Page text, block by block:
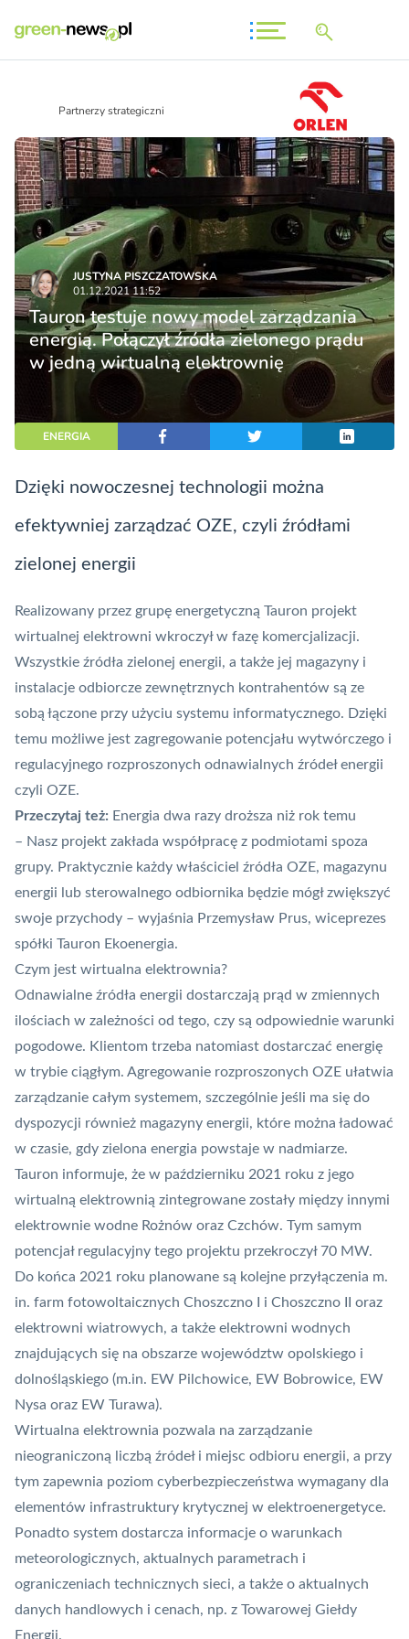
Partnerzy strategiczni
JUSTYNA PISZCZATOWSKA
01.12.2021 11:52
Tauron testuje nowy model zarządzania
energią. Połączył źródła zielonego prądu
w jedną wirtualną elektrownię
ENERGIA
Dzięki nowoczesnej technologii można
efektywniej zarządzać OZE, czyli źródłami
zielonej energii
Realizowany przez grupę energetyczną Tauron projekt
wirtualnej elektrowni wkroczył w fazę komercjalizacji.
Wszystkie źródła zielonej energii, a także jej magazyny i
instalacje odbiorcze zewnętrznych kontrahentów są ze
sobą łączone przy użyciu systemu informatycznego. Dzięki
temu możliwe jest zagregowanie potencjału wytwórczego i
regulacyjnego rozproszonych odnawialnych źródeł energii
czyli OZE.
Przeczytaj też: Energia dwa razy droższa niż rok temu
– Nasz projekt zakłada współpracę z podmiotami spoza
grupy. Praktycznie każdy właściciel źródła OZE, magazynu
energii lub sterowalnego odbiornika będzie mógł zwiększyć
swoje przychody – wyjaśnia Przemysław Prus, wiceprezes
spółki Tauron Ekoenergia.
Czym jest wirtualna elektrownia?
Odnawialne źródła energii dostarczają prąd w zmiennych
ilościach w zależności od tego, czy są odpowiednie warunki
pogodowe. Klientom trzeba natomiast dostarczać energię
w trybie ciągłym. Agregowanie rozproszonych OZE ułatwia
zarządzanie całym systemem, szczególnie jeśli ma się do
dyspozycji również magazyny energii, które można ładować
w czasie, gdy zielona energia powstaje w nadmiarze.
Tauron informuje, że w październiku 2021 roku z jego
wirtualną elektrownią zintegrowane zostały między innymi
elektrownie wodne Rożnów oraz Czchów. Tym samym
potencjał regulacyjny tego projektu przekroczył 70 MW.
Do końca 2021 roku planowane są kolejne przyłączenia m.
in. farm fotowoltaicznych Choszczno I i Choszczno II oraz
elektrowni wiatrowych, a także elektrowni wodnych
znajdujących się na obszarze województw opolskiego i
dolnośląskiego (m.in. EW Pilchowice, EW Bobrowice, EW
Nysa oraz EW Turawa).
Wirtualna elektrownia pozwala na zarządzanie
nieograniczoną liczbą źródeł i miejsc odbioru energii, a przy
tym zapewnia poziom cyberbezpieczeństwa wymagany dla
elementów infrastruktury krytycznej w elektroenergetyce.
Ponadto system dostarcza informacje o warunkach
meteorologicznych, aktualnych parametrach i
ograniczeniach technicznych sieci, a także o aktualnych
danych handlowych i cenach, np. z Towarowej Giełdy
Energii.